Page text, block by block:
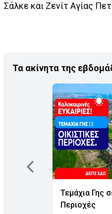
Σάλκε και Ζενίτ Αγίας
Τα ακίνητα της
Τεμάχια Γης
Περιοχές